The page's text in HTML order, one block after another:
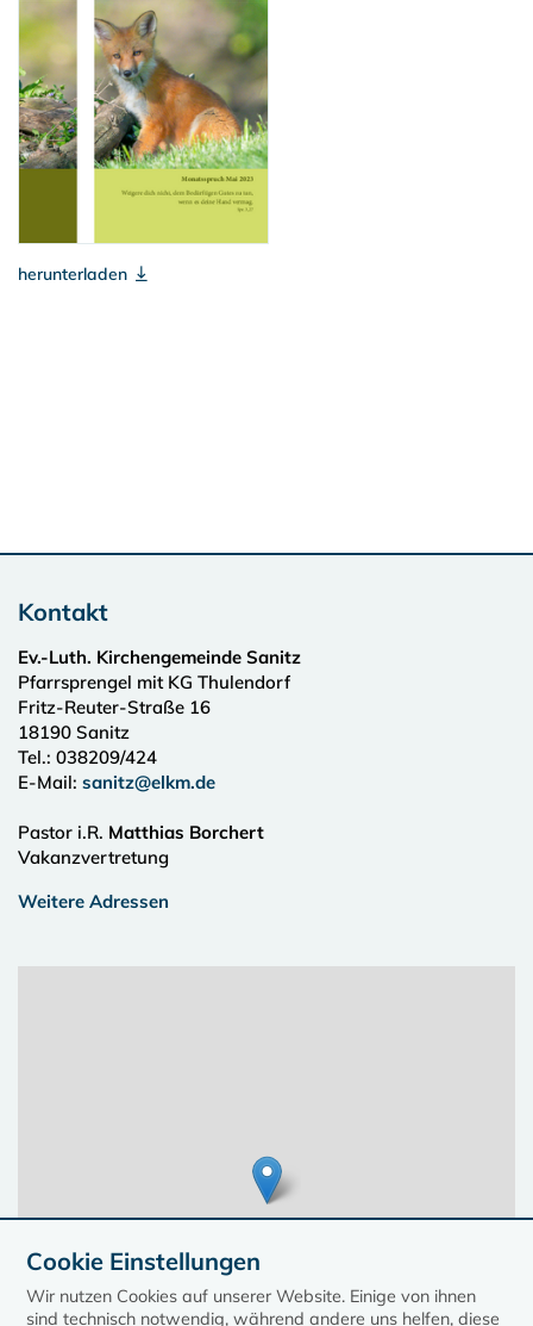
herunterladen
Kontakt
Ev.-Luth. Kirchengemeinde Sanitz
Pfarrsprengel mit KG Thulendorf
Fritz-Reuter-Straße 16
18190 Sanitz
Tel.: 038209/424
E-Mail: sanitz@elkm.de
Pastor i.R. Matthias Borchert
Vakanzvertretung
Weitere Adressen
Cookie Einstellungen
Wir nutzen Cookies auf unserer Website. Einige von ihnen
sind technisch notwendig, während andere uns helfen, diese